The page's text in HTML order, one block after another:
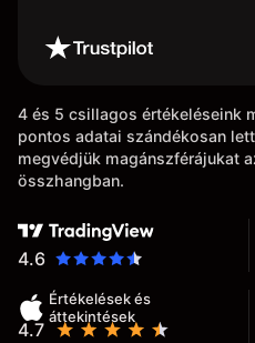
4 és 5 csillagos értékeléseink
pontos adatai szándékosan
megvédjük magánszférájukat
összhangban.
4.6
Értékelések és
áttekintések
4.7